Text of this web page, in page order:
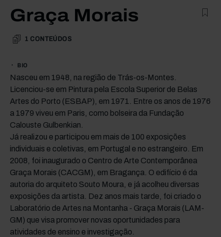
Graça Morais
1 CONTEÚDOS
BIO
Nasceu em 1948, na região de Trás-os-Montes.
Licenciou-se em Pintura pela Escola Superior de Belas
Artes do Porto (ESBAP), em 1971. Entre os anos de 1976
a 1979 viveu em Paris, como bolseira da Fundação
Calouste Gulbenkian.
Já realizou e participou em mais de 100 exposições
individuais e coletivas, em Portugal e no estrangeiro. Em
2008, foi inaugurado o Centro de Arte Contemporânea
Graça Morais (CACGM), em Bragança. O edifício é da
autoria do arquiteto Souto Moura, e já acolheu diversas
exposições da artista. Dez anos mais tarde, foi criado o
Laboratório de Artes na Montanha - Graça Morais (LAM-
GM) que visa promover novas oportunidades para
atividades de ensino e investigação.